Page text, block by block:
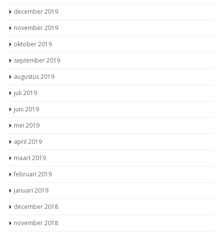
december 2019
november 2019
oktober 2019
september 2019
augustus 2019
juli 2019
juni 2019
mei 2019
april 2019
maart 2019
februari 2019
januari 2019
december 2018
november 2018